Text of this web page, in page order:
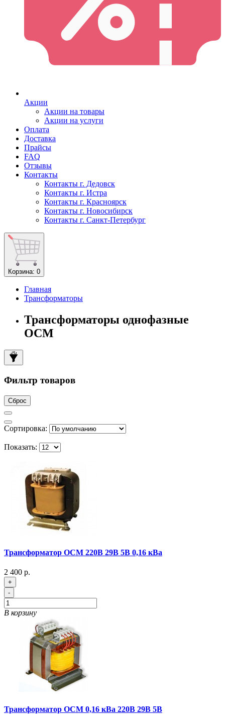
Акции
Акции на товары
Акции на услуги
Оплата
Доставка
Прайсы
FAQ
Отзывы
Контакты
Контакты г. Дедовск
Контакты г. Истра
Контакты г. Красноярск
Контакты г. Новосибирск
Контакты г. Санкт-Петербург
Корзина: 0
Главная
Трансформаторы
Трансформаторы однофазные
ОСМ
Фильтр товаров
Сброс
Сортировка:
Показать:
Трансформатор ОСМ 220В 29В 5В 0,16 кВа
2 400 р.
+
-
В корзину
Трансформатор ОСМ 0,16 кВа 220В 29В 5В